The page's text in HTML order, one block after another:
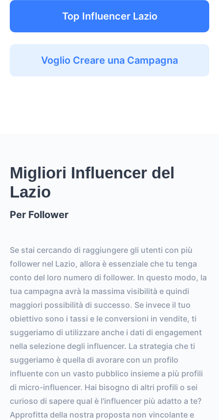
Top Influencer Lazio
Voglio Creare una Campagna
Migliori Influencer del
Lazio
Per Follower
Se stai cercando di raggiungere gli utenti con più
follower nel Lazio, allora è essenziale che tu tenga
conto del loro numero di follower. In questo modo, la
tua campagna avrà la massima visibilità e quindi
maggiori possibilità di successo. Se invece il tuo
obiettivo sono i tassi e le conversioni in vendite, ti
suggeriamo di utilizzare anche i dati di engagement
nella selezione degli influencer. La strategia che ti
suggeriamo è quella di avorare con un profilo
influente con un vasto pubblico insieme a più profili
di micro-influencer. Hai bisogno di altri profili o sei
curioso di sapere qual è l'influencer più adatto a te?
Approfitta della nostra proposta non vincolante e